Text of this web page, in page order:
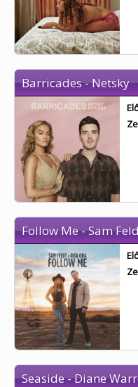
Barricades - Netsky
Follow Me - Sam
Seaside - Diane